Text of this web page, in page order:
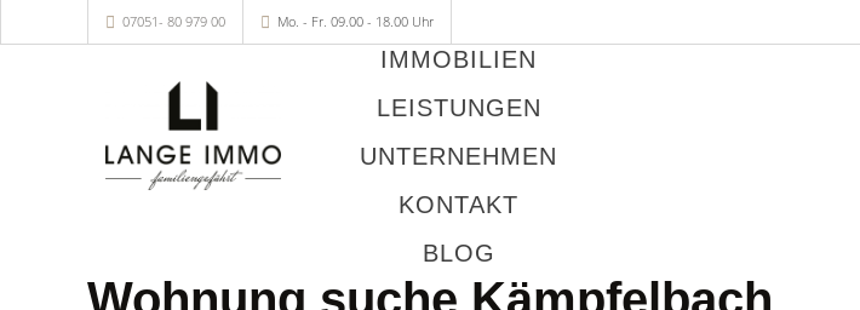
07051- 80 979 00 Mo. - Fr. 09.00 - 18.00 Uhr
IMMOBILIEN
LEISTUNGEN
UNTERNEHMEN
KONTAKT
BLOG
Wohnung suche Kämpfelbach